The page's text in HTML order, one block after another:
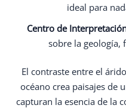
ideal para
Centro de
sobre la geología,
El contraste entre el
océano crea paisajes de
capturan la esencia de la